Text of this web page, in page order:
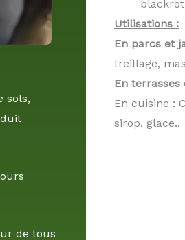
sols,
de tous
blackrot
Utilisations :
En parcs et
treillage,
En terrasses
En cuisine :
sirop, glace..